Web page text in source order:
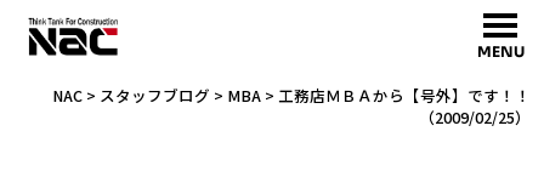
MENU
NAC> スタッフブログ > MBA> 工務店ＭＢＡから【号外】です！！
（2009/02/25）